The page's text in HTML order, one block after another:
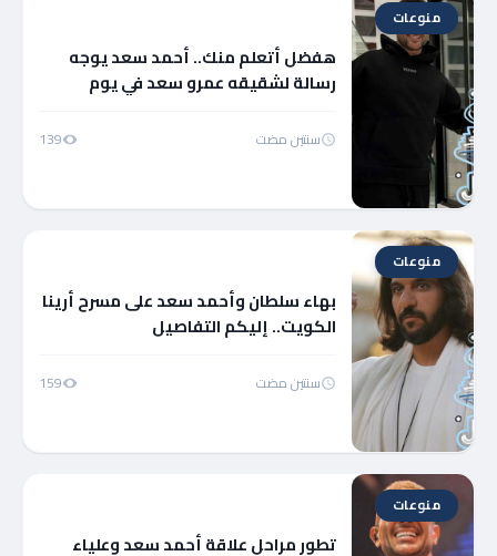
منوعات
هفضل أتعلم منك.. أحمد سعد يوجه
رسالة لشقيقه عمرو سعد في يوم
سنتين مضت 139
منوعات
بهاء سلطان وأحمد سعد على مسرح أرينا
الكويت.. إليكم التفاصيل
سنتين مضت 159
منوعات
تطور مراحل علاقة أحمد سعد وعلياء